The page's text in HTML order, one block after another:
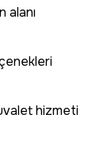
alanı
hizmeti